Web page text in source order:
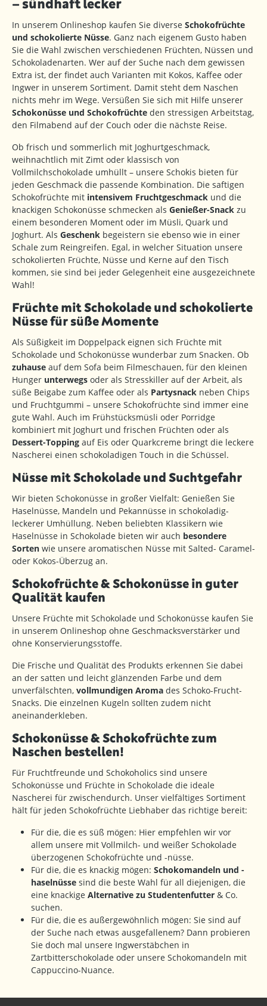
– sündhaft lecker
In unserem Onlineshop kaufen Sie diverse Schokofrüchte
und schokolierte Nüsse. Ganz nach eigenem Gusto haben
Sie die Wahl zwischen verschiedenen Früchten, Nüssen und
Schokoladenarten. Wer auf der Suche nach dem gewissen
Extra ist, der findet auch Varianten mit Kokos, Kaffee oder
Ingwer in unserem Sortiment. Damit steht dem Naschen
nichts mehr im Wege. Versüßen Sie sich mit Hilfe unserer
Schokonüsse und Schokofrüchte den stressigen Arbeitstag,
den Filmabend auf der Couch oder die nächste Reise.
Ob frisch und sommerlich mit Joghurtgeschmack,
weihnachtlich mit Zimt oder klassisch von
Vollmilchschokolade umhüllt – unsere Schokis bieten für
jeden Geschmack die passende Kombination. Die saftigen
Schokofrüchte mit intensivem Fruchtgeschmack und die
knackigen Schokonüsse schmecken als Genießer-Snack zu
einem besonderen Moment oder im Müsli, Quark und
Joghurt. Als Geschenk begeistern sie ebenso wie in einer
Schale zum Reingreifen. Egal, in welcher Situation unsere
schokolierten Früchte, Nüsse und Kerne auf den Tisch
kommen, sie sind bei jeder Gelegenheit eine ausgezeichnete
Wahl!
Früchte mit Schokolade und schokolierte
Nüsse für süße Momente
Als Süßigkeit im Doppelpack eignen sich Früchte mit
Schokolade und Schokonüsse wunderbar zum Snacken. Ob
zuhause auf dem Sofa beim Filmeschauen, für den kleinen
Hunger unterwegs oder als Stresskiller auf der Arbeit, als
süße Beigabe zum Kaffee oder als Partysnack neben Chips
und Fruchtgummi – unsere Schokofrüchte sind immer eine
gute Wahl. Auch im Frühstücksmüsli oder Porridge
kombiniert mit Joghurt und frischen Früchten oder als
Dessert-Topping auf Eis oder Quarkcreme bringt die leckere
Nascherei einen schokoladigen Touch in die Schüssel.
Nüsse mit Schokolade und Suchtgefahr
Wir bieten Schokonüsse in großer Vielfalt: Genießen Sie
Haselnüsse, Mandeln und Pekannüsse in schokoladig-
leckerer Umhüllung. Neben beliebten Klassikern wie
Haselnüsse in Schokolade bieten wir auch besondere
Sorten wie unsere aromatischen Nüsse mit Salted- Caramel-
oder Kokos-Überzug an.
Schokofrüchte & Schokonüsse in guter
Qualität kaufen
Unsere Früchte mit Schokolade und Schokonüsse kaufen Sie
in unserem Onlineshop ohne Geschmacksverstärker und
ohne Konservierungsstoffe.
Die Frische und Qualität des Produkts erkennen Sie dabei
an der satten und leicht glänzenden Farbe und dem
unverfälschten, vollmundigen Aroma des Schoko-Frucht-
Snacks. Die einzelnen Kugeln sollten zudem nicht
aneinanderkleben.
Schokonüsse & Schokofrüchte zum
Naschen bestellen!
Für Fruchtfreunde und Schokoholics sind unsere
Schokonüsse und Früchte in Schokolade die ideale
Nascherei für zwischendurch. Unser vielfältiges Sortiment
hält für jeden Schokofrüchte Liebhaber das richtige bereit:
Für die, die es süß mögen: Hier empfehlen wir vor
allem unsere mit Vollmilch- und weißer Schokolade
überzogenen Schokofrüchte und -nüsse.
Für die, die es knackig mögen: Schokomandeln und -
haselnüsse sind die beste Wahl für all diejenigen, die
eine knackige Alternative zu Studentenfutter & Co.
suchen.
Für die, die es außergewöhnlich mögen: Sie sind auf
der Suche nach etwas ausgefallenem? Dann probieren
Sie doch mal unsere Ingwerstäbchen in
Zartbitterschokolade oder unsere Schokomandeln mit
Cappuccino-Nuance.